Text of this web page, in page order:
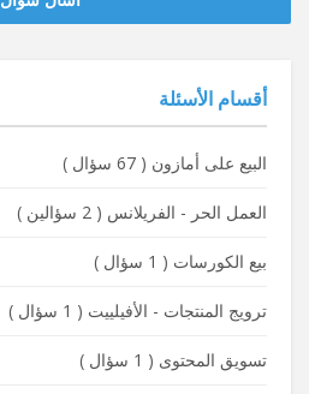
أقسام الأسئلة
البيع على أمازون ( 67 سؤال )
العمل الحر - الفريلانس ( 2 سؤالين )
بيع الكورسات ( 1 سؤال )
ترويج المنتجات - الأفيلييت ( 1 سؤال )
تسويق المحتوى ( 1 سؤال )